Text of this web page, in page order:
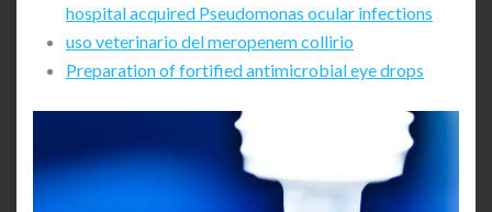
hospital acquired Pseudomonas ocular infections
uso veterinario del meropenem collirio
Preparation of fortified antimicrobial eye drops